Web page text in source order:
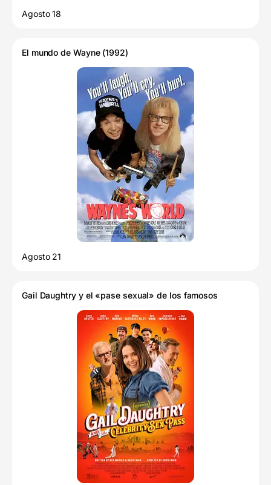
Agosto 18
El mundo de Wayne (1992)
Agosto 21
Gail Daughtry y el «pase sexual» de los famosos